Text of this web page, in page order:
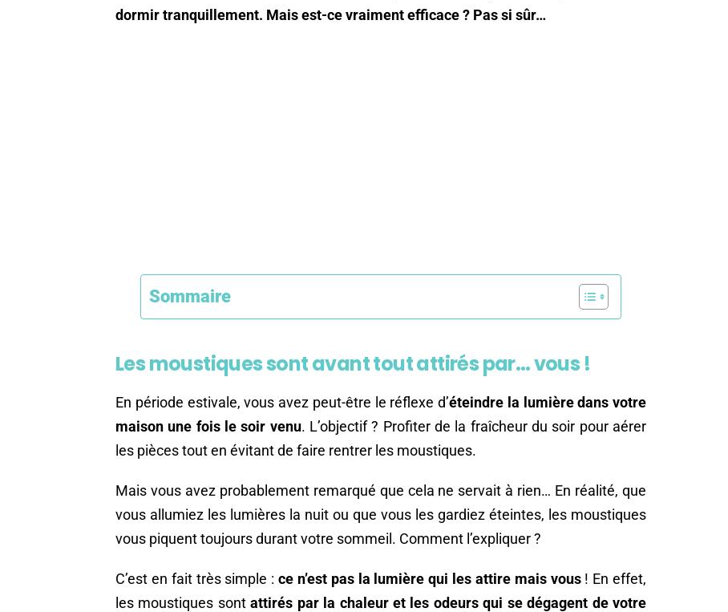
dormir tranquillement. Mais est-ce vraiment efficace ? Pas si sûr…
Sommaire
Les moustiques sont avant tout attirés par… vous !
En période estivale, vous avez peut-être le réflexe d’éteindre la lumière dans votre
maison une fois le soir venu. L’objectif ? Profiter de la fraîcheur du soir pour aérer
les pièces tout en évitant de faire rentrer les moustiques.
Mais vous avez probablement remarqué que cela ne servait à rien… En réalité, que
vous allumiez les lumières la nuit ou que vous les gardiez éteintes, les moustiques
vous piquent toujours durant votre sommeil. Comment l’expliquer ?
C’est en fait très simple : ce n’est pas la lumière qui les attire mais vous! En effet,
les moustiques sontattirés par la chaleur et les odeurs qui se dégagent de votre